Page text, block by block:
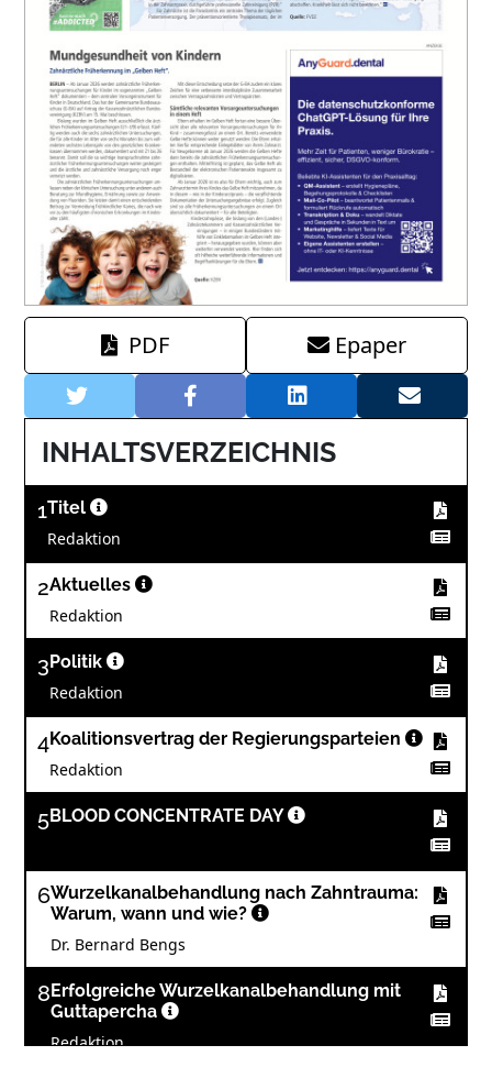
PDF Epaper
INHALTSVERZEICHNIS
1Titel
Redaktion
2Aktuelles
Redaktion
3 Politik
Redaktion
4Koalitionsvertrag der Regierungsparteien
Redaktion
5BLOOD CONCENTRATE DAY
6Wurzelkanalbehandlung nach Zahntrauma:
Warum, wann und wie?
Dr. Bernard Bengs
8 Erfolgreiche Wurzelkanalbehandlung mit
Guttapercha
Redaktion